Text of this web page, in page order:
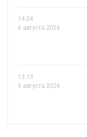
14.04
6 августа 2026
13.13
6 августа 2026